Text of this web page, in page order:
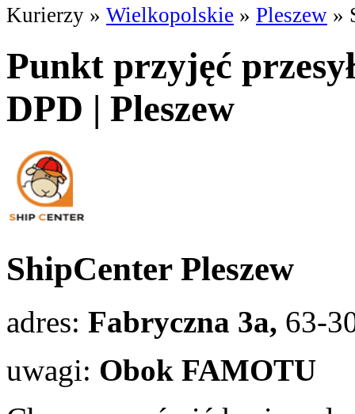
Kurierzy » Wielkopolskie » Pleszew »
Punkt przyjęć
DPD | Pleszew
ShipCenter Pleszew
adres: Fabryczna 3a, 63-
uwagi: Obok FAMOTU